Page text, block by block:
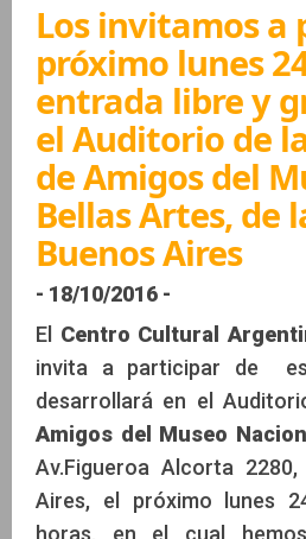
Los invitamos a
próximo lunes
entrada libre y
el Auditorio de
de Amigos del
Bellas Artes, de
Buenos Aires
- 18/10/2016 -
El Centro Cultural
invita a participar de
desarrollará en el
Amigos del Museo
Av.Figueroa Alcorta
Aires, el próximo lunes